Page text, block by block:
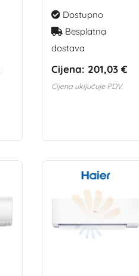
Dostupno
Besplatna
dostava
Cijena: 201,03 €
Cijena uključuje PDV.